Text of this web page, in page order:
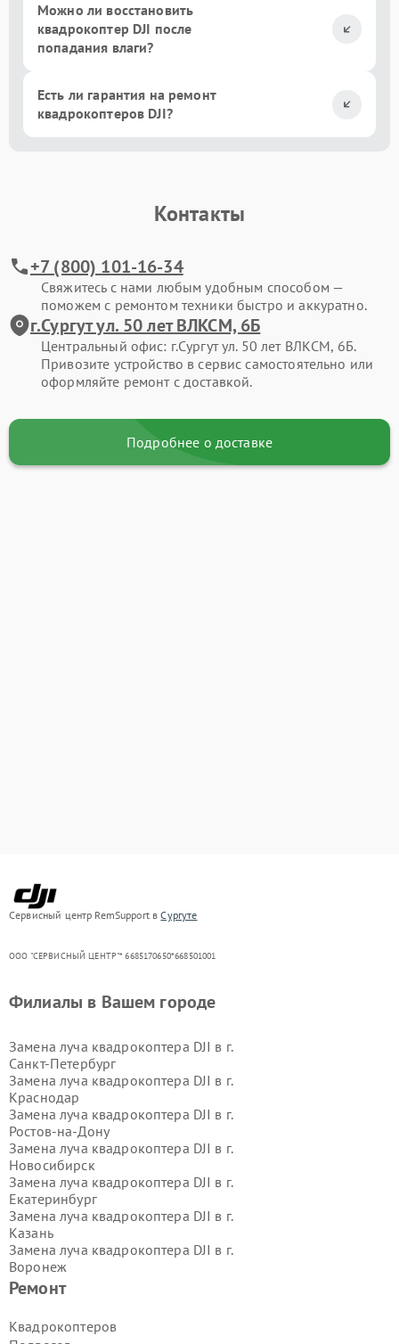
Можно ли восстановить
квадрокоптер DJI после
попадания влаги?
Есть ли гарантия на ремонт
квадрокоптеров DJI?
Контакты
+7 (800) 101-16-34
Свяжитесь с нами любым удобным способом —
поможем с ремонтом техники быстро и аккуратно.
г.Сургут ул. 50 лет ВЛКСМ, 6Б
Центральный офис: г.Сургут ул. 50 лет ВЛКСМ, 6Б.
Привозите устройство в сервис самостоятельно или
оформляйте ремонт с доставкой.
Подробнее о доставке
Сервисный центр RemSupport вСургуте
ООО "СЕРВИСНЫЙ ЦЕНТР"* 6685170650*668501001
Ремонт
Квадрокоптеров
Филиалы в Вашем городе
Замена луча квадрокоптера DJI в г.
Санкт-Петербург
Замена луча квадрокоптера DJI в г.
Краснодар
Замена луча квадрокоптера DJI в г.
Ростов-на-Дону
Замена луча квадрокоптера DJI в г.
Новосибирск
Замена луча квадрокоптера DJI в г.
Екатеринбург
Замена луча квадрокоптера DJI в г.
Казань
Замена луча квадрокоптера DJI в г.
Воронеж
Замена луча квадрокоптера DJI в г.
Замена луча квадрокоптера DJI в г.
Самара